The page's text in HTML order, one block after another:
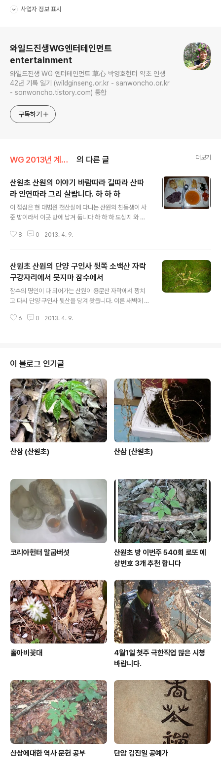
사업자 정보 표시
와일드진생WG엔터테인먼트
entertainment
와일드진생 WG 엔터테인먼트 草心 박영호헌터 약초 인생
42년 기록 일기 (wildginseng.or.kr - sanwoncho.or.kr
- sonwoncho.tistory.com) 통합
구독하기
WG 2013년 계사년 기록 의 다른 글 더보기
산원초 산원의 이야기 바람따라 길따라 산따
라 인연따라 그리 살랍니다. 하 하 하
이 점심은 현 대법원 전산실에 다니는 산원의 친동생이 사
준 밥이라서 이곳 방에 남겨 둡니다 하 하 하 도심지 와 산
ㅎㅎㅎ 요기 지인님 선약이 잇어서리 잠시 당겨 왓읍니다
8 0 2013. 4. 9.
산원초 산원의 단양 구인사 뒷쪽 소백산 자락
구강자리에서 뭇지마 잠수에서
잠수의 명인이 다 되어가는 산원이 용문산 자락에서 꽝치
고 다시 단양 구인사 뒷산을 당겨 왓읍니다. 이른 새벽에 산
고 있는 심을 업둥이 해 왔읍니다. 묻지마 산행 하 하 하 산
6 0 2013. 4. 9.
이 블로그 인기글
산삼 (산원초) 산삼 (산원초)
코리아헌터 말굽버섯
산원초 방 이번주 540회 로또 예
상번호 3개 추천 합니다
홀아비꽃대
4월1일 첫주 극한직업 많은 시청
바랍니다.
산삼에대한 역사 문헌 공부 단암 김진일 공예가